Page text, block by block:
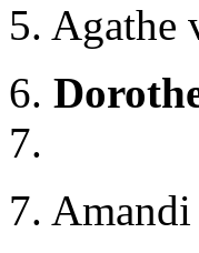
5. Agathe
6.
7.
7. Amandi